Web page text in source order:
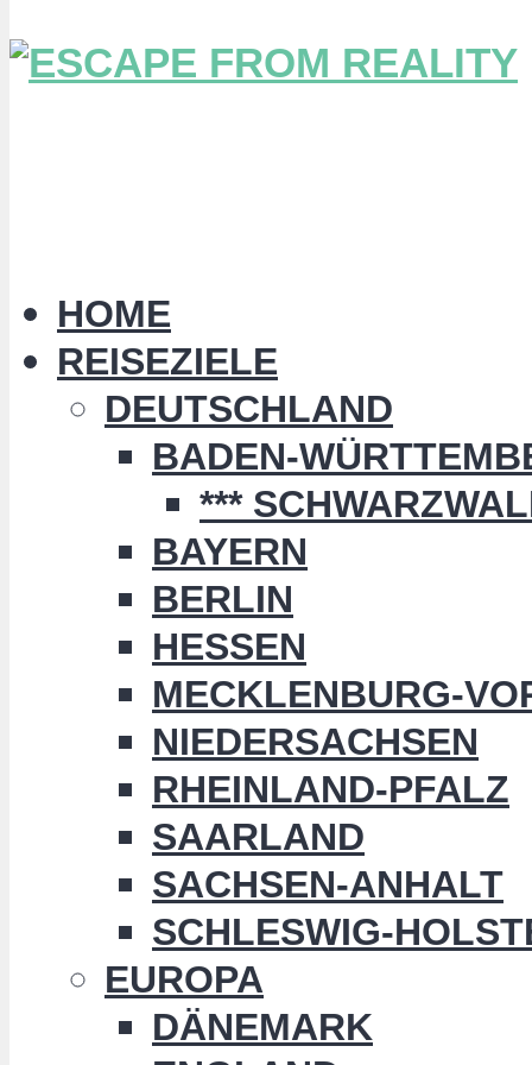
HOME
REISEZIELE
DEUTSCHLAND
BADEN-
***
BAYERN
BERLIN
HESSEN
MECKLENBURG-
NIEDERSACHSEN
RHEINLAND-PFALZ
SAARLAND
SACHSEN-ANHALT
SCHLESWIG-
EUROPA
DÄNEMARK